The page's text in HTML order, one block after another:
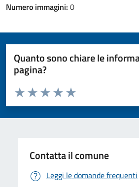
Numero immagini: 0
Quanto sono chiare le
pagina?
Valuta da 1 a 5 stelle la pagina
Valuta 5 stelle su 5
Valuta 4 stelle su 5
Valuta 3 stelle su 5
Valuta 2 stelle su 5
Valuta 1 stelle su 5
Contatta il comune
Leggi le domande frequenti